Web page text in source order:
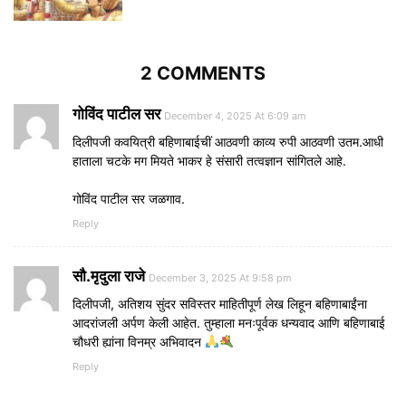
2 COMMENTS
गोविंद पाटील सर December 4, 2025 At 6:09 am
दिलीपजी कवयित्री बहिणाबाईचीं आठवणी काव्य रुपी आठवणी उतम.आधी
हाताला चटके मग मियते भाकर हे संसारी तत्वज्ञान सांगितले आहे.
गोविंद पाटील सर जळगाव.
Reply
सौ.मृदुला राजे December 3, 2025 At 9:58 pm
दिलीपजी, अतिशय सुंदर सविस्तर माहितीपूर्ण लेख लिहून बहिणाबाईंना
आदरांजली अर्पण केली आहेत. तुम्हाला मनःपूर्वक धन्यवाद आणि बहिणाबाई
चौधरी ह्यांना विनम्र अभिवादन
Reply